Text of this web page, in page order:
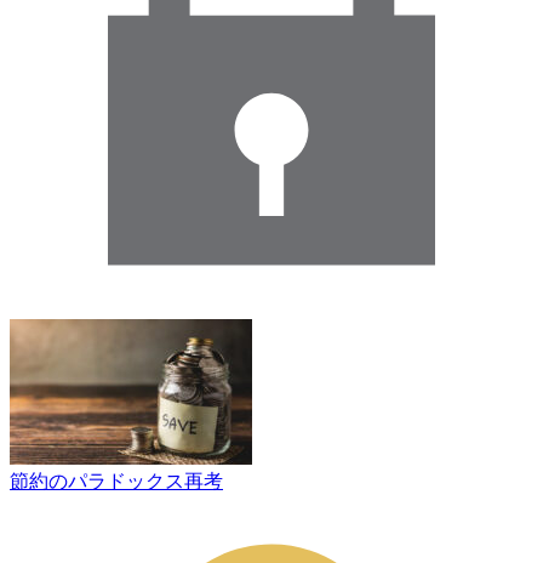
節約のパラドックス再考